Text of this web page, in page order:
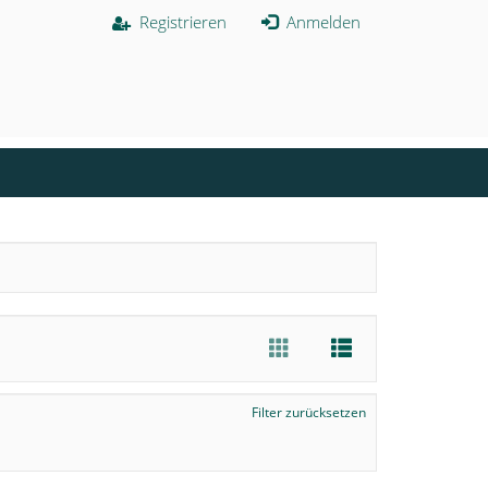
Registrieren Anmelden
Filter zurücksetzen